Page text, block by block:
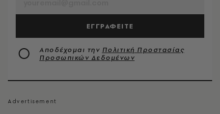
ΕΓΓΡΑΦΕΙΤΕ
Αποδέχομαι την Πολιτική Προστασίας
Προσωπικών Δεδομένων